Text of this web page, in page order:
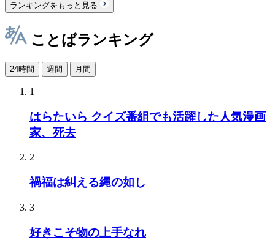
ランキングをもっと見る
ことばランキング
24時間 週間 月間
1
はらたいら クイズ番組でも活躍した人気漫画
家、死去
2
禍福は糾える縄の如し
3
好きこそ物の上手なれ